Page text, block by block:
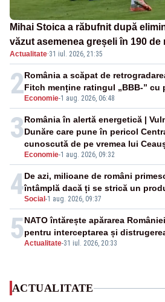
Mihai Stoica a răbufnit după
văzut asemenea greșeli în 190 de
Actualitate·31 iul. 2026, 21:35
2 Economie-1 aug. 2026, 06:48
România a scăpat de
Fitch menține ratingul „BBB-” cu
3
Economie-1 aug. 2026, 09:32
România în alertă energetică |
Dunăre care pune în pericol
cunoscută de pe vremea lui
4Social -1 aug. 2026, 09:37
De azi, milioane de români
întâmplă dacă ți se strică un
5Actualitate-31 iul. 2026, 20:33
NATO întărește apărarea
pentru interceptarea și
ACTUALITATE